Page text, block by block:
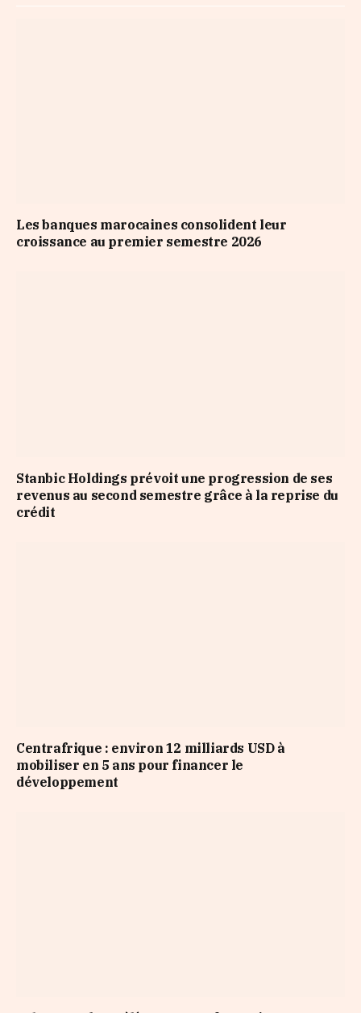
Les banques marocaines consolident leur
croissance au premier semestre 2026
Stanbic Holdings prévoit une progression de ses
revenus au second semestre grâce à la reprise du
crédit
Centrafrique : environ 12 milliards USD à
mobiliser en 5 ans pour financer le
développement